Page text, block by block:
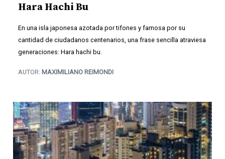
Hara Hachi Bu
En una isla japonesa azotada por tifones y famosa por su
cantidad de ciudadanos centenarios, una frase sencilla atraviesa
generaciones: Hara hachi bu.
AUTOR: MAXIMILIANO REIMONDI